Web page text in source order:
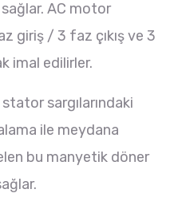
AC motor
giriş / 3 faz çıkış ve 3
imal edilirler.
sargılarındaki
ile meydana
bu manyetik döner